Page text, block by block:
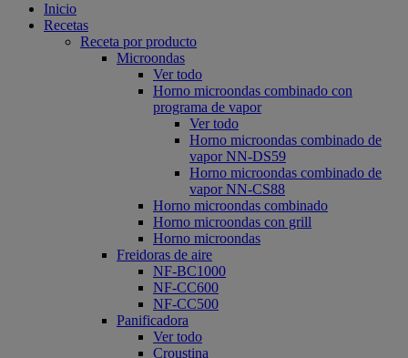
Inicio
Recetas
Receta por producto
Microondas
Ver todo
Horno microondas combinado con
programa de vapor
Ver todo
Horno microondas combinado de
vapor NN-DS59
Horno microondas combinado de
vapor NN-CS88
Horno microondas combinado
Horno microondas con grill
Horno microondas
Freidoras de aire
NF-BC1000
NF-CC600
NF-CC500
Panificadora
Ver todo
Croustina